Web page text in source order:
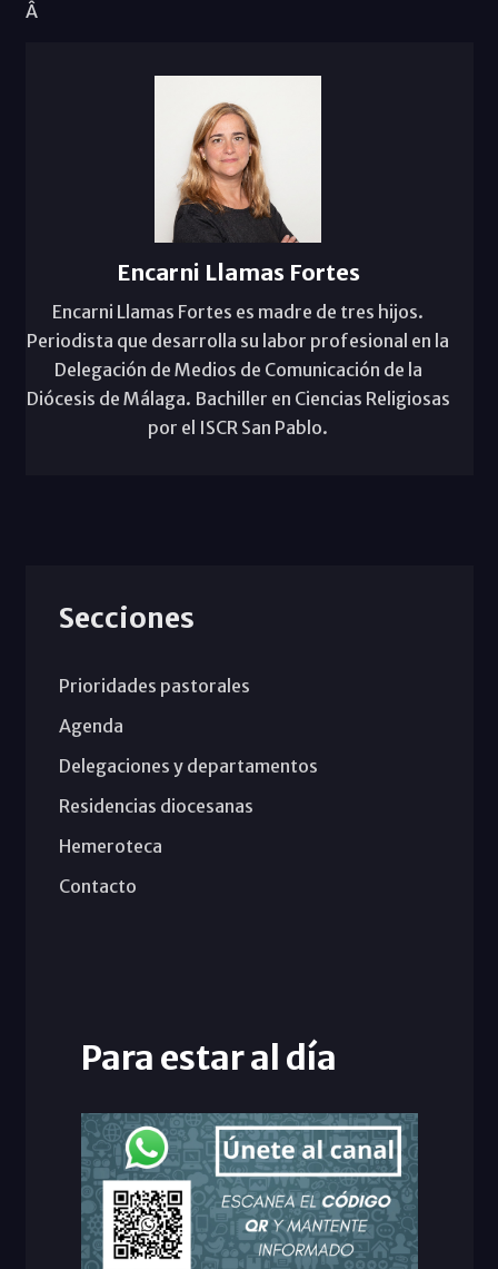
Â
Encarni Llamas Fortes
Encarni Llamas Fortes es madre de tres hijos.
Periodista que desarrolla su labor profesional en la
Delegación de Medios de Comunicación de la
Diócesis de Málaga. Bachiller en Ciencias Religiosas
por el ISCR San Pablo.
Secciones
Prioridades pastorales
Agenda
Delegaciones y departamentos
Residencias diocesanas
Hemeroteca
Contacto
Para estar al día